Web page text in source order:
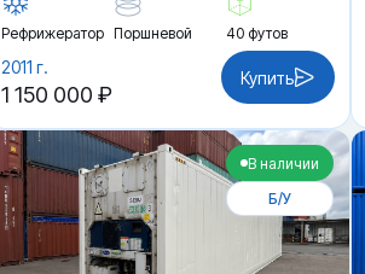
Рефрижератор Поршневой 40 футов
2011 г.
1 150 000 ₽
Купить
В наличии
Б/У